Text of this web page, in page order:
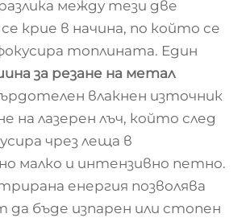
между тези две
крие в начина, по който се
топлината. Един
за резане на метал
влакнен източник
на лазерен лъч, който след
чрез леща в
малко и интензивно петно.
енергия позволява
бъде изпарен или стопен